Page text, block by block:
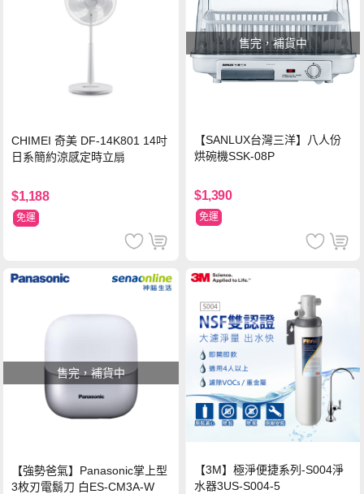
CHIMEI 奇美 DF-14K801 14吋
日系簡約涼感定時立扇
$1,188
免運
售完，補貨中
【SANLUX台灣三洋】八人份
烘碗機SSK-08P
$1,390
免運
售完，補貨中
【強勢爸氣】Panasonic掌上型
3枚刃電鬍刀 白ES-CM3A-W
【3M】極淨便捷系列-S004淨
水器3US-S004-5